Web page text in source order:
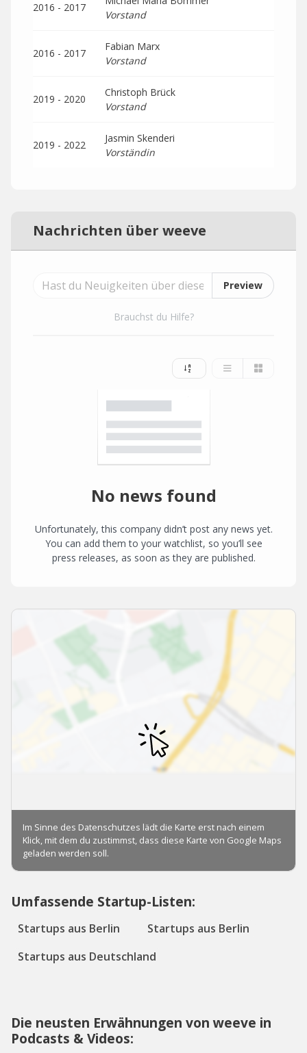
2016 - 2017
Vorstand
2016 - 2017
Fabian Marx
Vorstand
2019 - 2020
Christoph Brück
Vorstand
2019 - 2022
Jasmin Skenderi
Vorständin
Nachrichten über weeve
Preview
Brauchst du Hilfe?
No news found
Unfortunately, this company didn’t post any news yet.
You can add them to your watchlist, so you’ll see
press releases, as soon as they are published.
Umfassende Startup-Listen:
Startups aus Berlin
Startups aus Berlin
Startups aus Deutschland
Die neusten Erwähnungen von weeve in
Podcasts & Videos: